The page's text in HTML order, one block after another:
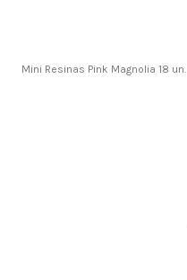
Mini Resinas Pink Magnolia 18 un.